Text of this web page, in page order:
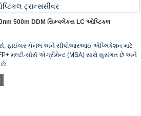
500m DDM સિમ્પલેક્સ LC ઓપ્ટિકલ
ફાઈબર ચેનલ અને સીપીઆરઆઈ એપ્લિકેશન માટે
મલ્ટી-સોર્સ એગ્રીમેન્ટ (MSA) સાથે સુસંગત છે અને